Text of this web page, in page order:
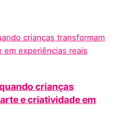
crianças
e criatividade em